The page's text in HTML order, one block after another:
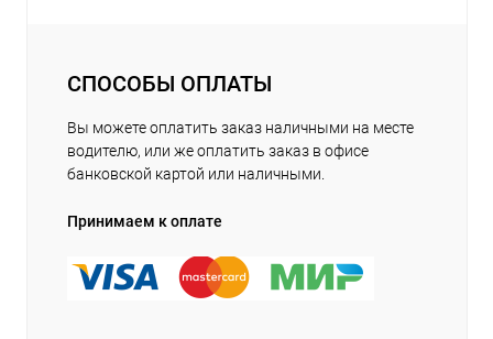
СПОСОБЫ ОПЛАТЫ
Вы можете оплатить заказ наличными на месте
водителю, или же оплатить заказ в офисе
банковской картой или наличными.
Принимаем к оплате